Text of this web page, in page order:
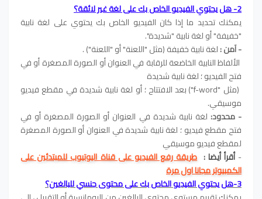
2- هل يحتوي الفيديو الخاص بك على لغة غير لائقة؟
يمكنك تحديد ما إذا كان الفيديو الخاص بك يحتوي على لغة نابية
"خفيفة" أو لغة نابية "شديدة".
- آمن :لغة نابية خفيفة (مثل "اللعنة" أو "اللعنة") .
الألفاظ النابية الخاضعة للرقابة في العنوان أو الصورة المصغرة أو في
فتح الفيديو ؛ لغة نابية شديدة
(مثل "f-word") بعد الافتتاح ؛ أو لغة نابية شديدة في مقطع فيديو
موسيقي.
- محدود: لغة نابية شديدة في العنوان أو الصورة المصغرة أو في
فتح مقطع فيديو ؛ لغة نابية شديدة في العنوان أو الصورة المصغرة
لمقطع فيديو موسيقي
-أقرأ أيضا : طريقة رفع الفيديو على قناة اليوتيوب للمبتدئين على
الكمبيوتر مجانا اول مرة
3-هل يحتوي الفيديو الخاص بك على محتوى جنسي للبالغين؟